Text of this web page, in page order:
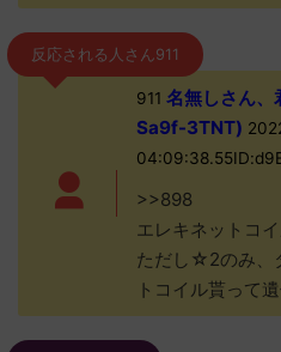
反応される人さん911
911 名無しさん、
Sa9f-3TNT)
>>898
エレキネットコ
ただし☆2のみ、
トコイル貰って